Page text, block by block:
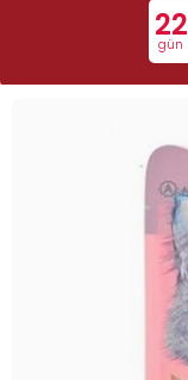
22
gün